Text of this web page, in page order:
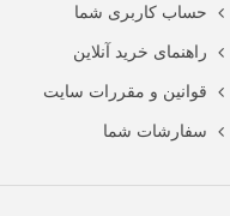
حساب کاربری شما
راهنمای خرید آنلاین
قوانین و مقررات سایت
سفارشات شما